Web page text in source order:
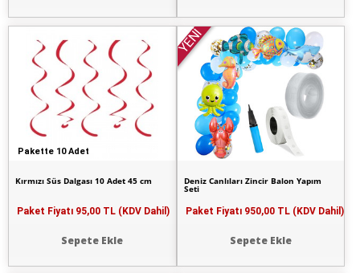
Pakette 10 Adet
Kırmızı Süs Dalgası 10 Adet 45 cm
Paket Fiyatı 95,00 TL (KDV Dahil)
Sepete Ekle
YENİ
Deniz Canlıları Zincir Balon Yapım
Seti
Paket Fiyatı 950,00 TL (KDV Dahil)
Sepete Ekle